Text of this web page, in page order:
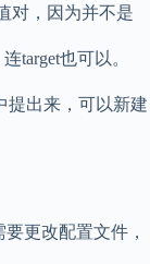
对，因为并不是
target也可以。
提出来，可以新建
更改配置文件，